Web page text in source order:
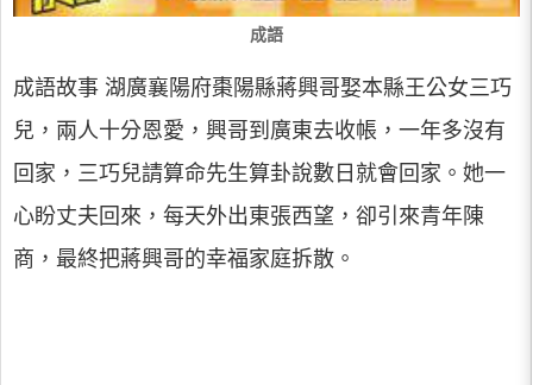
成語
成語故事 湖廣襄陽府棗陽縣蔣興哥娶本縣王公女三巧
兒，兩人十分恩愛，興哥到廣東去收帳，一年多沒有
回家，三巧兒請算命先生算卦說數日就會回家。她一
心盼丈夫回來，每天外出東張西望，卻引來青年陳
商，最終把蔣興哥的幸福家庭拆散。